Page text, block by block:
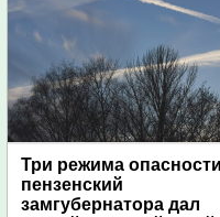
Три режима
пензенский
замгубернатора дал